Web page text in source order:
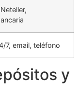
7, email, teléfono
y